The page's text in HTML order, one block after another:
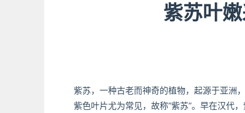
紫苏叶
紫苏，一种古老而神奇的植物，起源于亚洲
紫色叶片尤为常见，故称“紫苏”。早在汉代